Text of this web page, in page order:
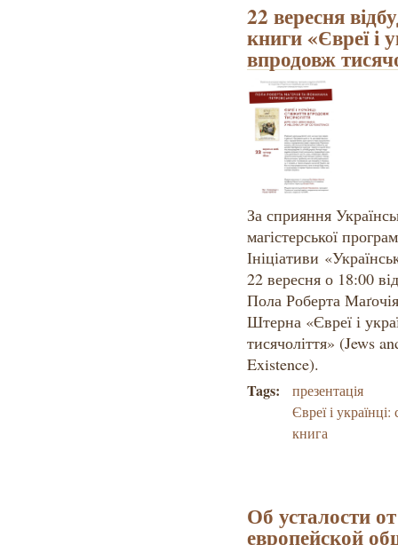
22 вересня
книги «Євреї і
впродовж
За сприяння
магістерської
Ініціативи
22 вересня о 18:00
Пола Роберта
Штерна «Євреї і
тисячоліття» (Jews
Existence).
Tags:
презентація
Євреї і
книга
Об усталости
европейской